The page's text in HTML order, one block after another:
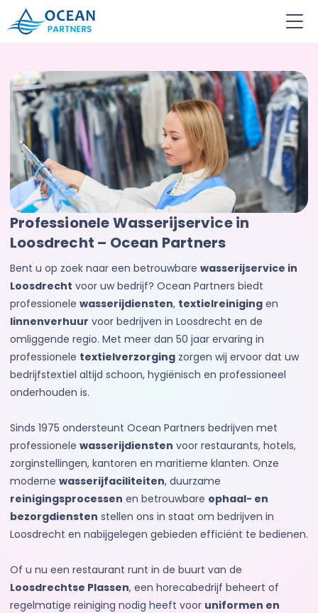
Professionele Wasserijservice in
Loosdrecht – Ocean Partners
Bent u op zoek naar een betrouwbare wasserijservice in
Loosdrecht voor uw bedrijf? Ocean Partners biedt
professionele wasserijdiensten, textielreiniging en
linnenverhuur voor bedrijven in Loosdrecht en de
omliggende regio. Met meer dan 50 jaar ervaring in
professionele textielverzorging zorgen wij ervoor dat uw
bedrijfstextiel altijd schoon, hygiënisch en professioneel
onderhouden is.
Sinds 1975 ondersteunt Ocean Partners bedrijven met
professionele wasserijdiensten voor restaurants, hotels,
zorginstellingen, kantoren en maritieme klanten. Onze
moderne wasserijfaciliteiten, duurzame
reinigingsprocessen en betrouwbare ophaal- en
bezorgdiensten stellen ons in staat om bedrijven in
Loosdrecht en nabijgelegen gebieden efficiënt te bedienen.
Of u nu een restaurant runt in de buurt van de
Loosdrechtse Plassen, een horecabedrijf beheert of
regelmatige reiniging nodig heeft voor uniformen en